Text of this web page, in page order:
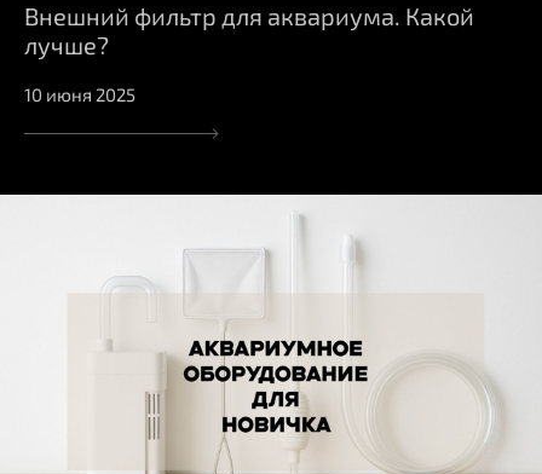
Внешний фильтр для аквариума. Какой
лучше?
10 июня 2025